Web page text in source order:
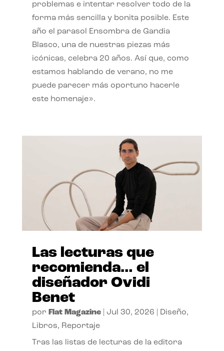
problemas e intentar resolver todo de la
forma más sencilla y bonita posible. Este
año el parasol Ensombra de Gandia
Blasco, una de nuestras piezas más
icónicas, celebra 20 años. Así que, como
estamos hablando de verano, no me
puede parecer más oportuno hacerle
este homenaje».
Las lecturas que
recomienda… el
diseñador Ovidi
Benet
por Flat Magazine| Jul 30, 2026 Diseño,
Libros, Reportaje
Tras las listas de lecturas de la editora